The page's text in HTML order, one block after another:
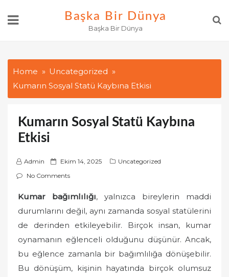
Başka Bir Dünya
Başka Bir Dünya
Home
Uncategorized
Kumarın Sosyal Statü Kaybına Etkisi
Kumarın Sosyal Statü Kaybına
Etkisi
Admin
P
o
t
e
d
Ekim 14, 2025
Uncategorized
No Comments
Kumar bağımlılığı, yalnızca bireylerin maddi
durumlarını değil, aynı zamanda sosyal statülerini
de derinden etkileyebilir. Birçok insan, kumar
oynamanın eğlenceli olduğunu düşünür. Ancak,
bu eğlence zamanla bir bağımlılığa dönüşebilir.
Bu dönüşüm, kişinin hayatında birçok olumsuz